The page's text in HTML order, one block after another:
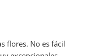
flores. No es fácil